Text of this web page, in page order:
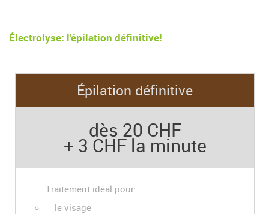
Électrolyse: l'épilation définitive!
Épilation définitive
dès 20 CHF
+ 3 CHF la minute
Traitement idéal pour:
le visage